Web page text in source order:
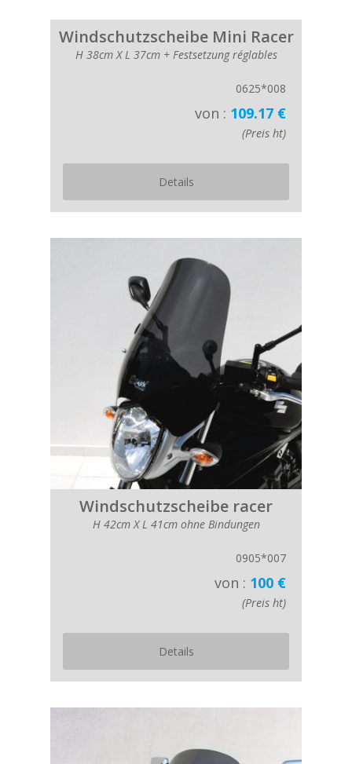
Windschutzscheibe Mini Racer
H 38cm X L 37cm + Festsetzung réglables
0625*008
von : 109.17 €
(Preis ht)
Details
Windschutzscheibe racer
H 42cm X L 41cm ohne Bindungen
0905*007
von : 100 €
(Preis ht)
Details